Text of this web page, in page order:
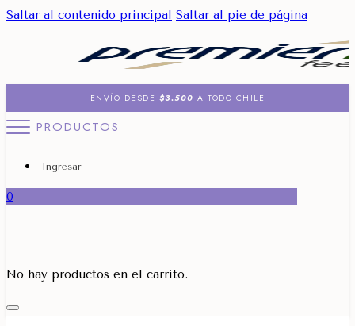
Saltar al contenido principal Saltar al pie de página
ENVÍO DESDE $3.500 A TODO CHILE
PRODUCTOS
Ingresar
0
No hay productos en el carrito.